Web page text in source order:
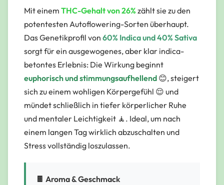
Mit einem THC-Gehalt von 26% zählt sie zu den
potentesten Autoflowering-Sorten überhaupt.
Das Genetikprofil von 60% Indica und 40% Sativa
sorgt für ein ausgewogenes, aber klar indica-
betontes Erlebnis: Die Wirkung beginnt
euphorisch und stimmungsaufhellend 😊, steigert
sich zu einem wohligen Körpergefühl 😌 und
mündet schließlich in tiefer körperlicher Ruhe
und mentaler Leichtigkeit 🧘. Ideal, um nach
einem langen Tag wirklich abzuschalten und
Stress vollständig loszulassen.
🍫 Aroma & Geschmack